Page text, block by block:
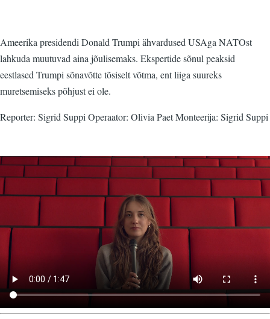
Ameerika presidendi Donald Trumpi ähvardused USAga NATOst
lahkuda muutuvad aina jõulisemaks. Ekspertide sõnul peaksid
eestlased Trumpi sõnavõtte tõsiselt võtma, ent liiga suureks
muretsemiseks põhjust ei ole.
Reporter: Sigrid Suppi Operaator: Olivia Paet Monteerija: Sigrid Suppi
Video
fail